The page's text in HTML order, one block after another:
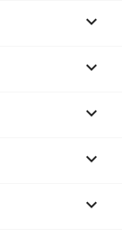




keyboard_arrow_down